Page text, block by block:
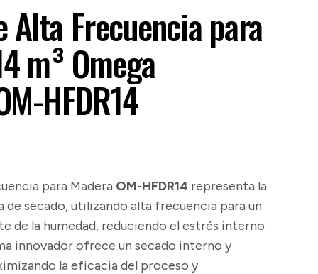
Alta Frecuencia para
m³ Omega
HFDR14
para Madera OM-HFDR14 representa la
de secado, utilizando alta frecuencia para un
de la humedad, reduciendo el estrés interno
innovador ofrece un secado interno y
la eficacia del proceso y